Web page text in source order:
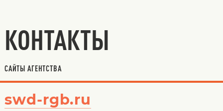
КОНТАКТЫ
САЙТЫ АГЕНТСТВА
swd-rgb.ru